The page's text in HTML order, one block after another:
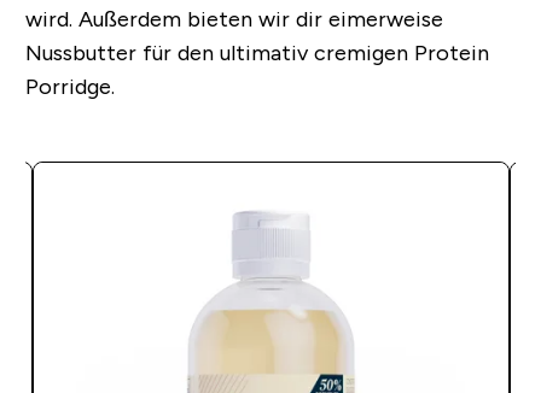
wird. Außerdem bieten wir dir eimerweise
Nussbutter für den ultimativ cremigen Protein
Porridge.